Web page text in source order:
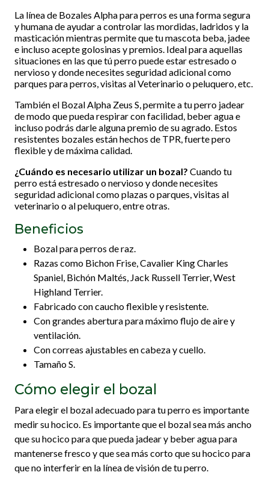
La línea de Bozales Alpha para perros es una forma segura
y humana de ayudar a controlar las mordidas, ladridos y la
masticación mientras permite que tu mascota beba, jadee
e incluso acepte golosinas y premios. Ideal para aquellas
situaciones en las que tú perro puede estar estresado o
nervioso y donde necesites seguridad adicional como
parques para perros, visitas al Veterinario o peluquero, etc.
También el Bozal Alpha Zeus S, permite a tu perro jadear
de modo que pueda respirar con facilidad, beber agua e
incluso podrás darle alguna premio de su agrado. Estos
resistentes bozales están hechos de TPR, fuerte pero
flexible y de máxima calidad.
¿Cuándo es necesario utilizar un bozal? Cuando tu
perro está estresado o nervioso y donde necesites
seguridad adicional como plazas o parques, visitas al
veterinario o al peluquero, entre otras.
Beneficios
Bozal para perros de raz.
Razas como Bichon Frise, Cavalier King Charles
Spaniel, Bichón Maltés, Jack Russell Terrier, West
Highland Terrier.
Fabricado con caucho flexible y resistente.
Con grandes abertura para máximo flujo de aire y
ventilación.
Con correas ajustables en cabeza y cuello.
Tamaño S.
Cómo elegir el bozal
Para elegir el bozal adecuado para tu perro es importante
medir su hocico. Es importante que el bozal sea más ancho
que su hocico para que pueda jadear y beber agua para
mantenerse fresco y que sea más corto que su hocico para
que no interferir en la línea de visión de tu perro.